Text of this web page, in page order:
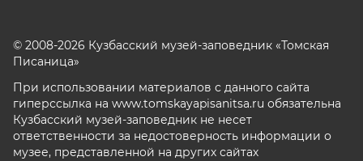
© 2008-2026 Кузбасский музей-заповедник «Томская
Писаница»
При использовании материалов с данного сайта
гиперссылка на www.tomskayapisanitsa.ru обязательна
Кузбасский музей-заповедник не несет
ответственности за недостоверность информации о
музее, представленной на других сайтах